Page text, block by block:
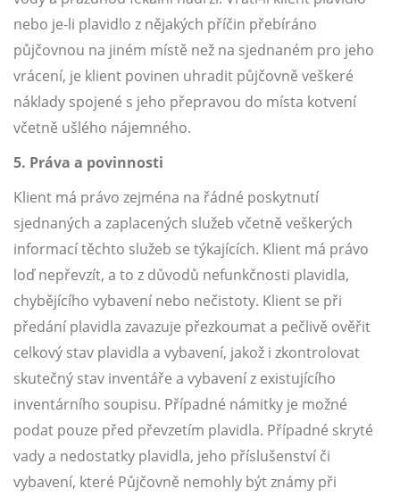
nebo je-li plavidlo z nějakých příčin přebíráno
půjčovnou na jiném místě než na sjednaném pro jeho
vrácení, je klient povinen uhradit půjčovně veškeré
náklady spojené s jeho přepravou do místa kotvení
včetně ušlého nájemného.
5. Práva a povinnosti
Klient má právo zejména na řádné poskytnutí
sjednaných a zaplacených služeb včetně veškerých
informací těchto služeb se týkajících. Klient má právo
loď nepřevzít, a to z důvodů nefunkčnosti plavidla,
chybějícího vybavení nebo nečistoty. Klient se při
předání plavidla zavazuje přezkoumat a pečlivě ověřit
celkový stav plavidla a vybavení, jakož i zkontrolovat
skutečný stav inventáře a vybavení z existujícího
inventárního soupisu. Případné námitky je možné
podat pouze před převzetím plavidla. Případné skryté
vady a nedostatky plavidla, jeho příslušenství či
vybavení, které Půjčovně nemohly být známy při